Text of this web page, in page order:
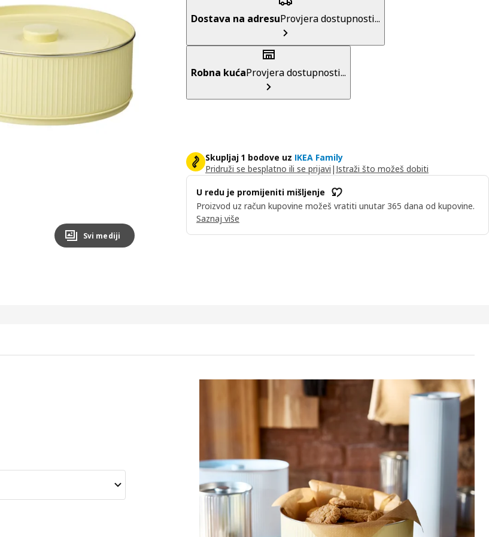
Svi mediji
Dostava na adresuProvjera dostupnosti...
Robna kućaProvjera dostupnosti...
Skupljaj 1 bodove uz IKEA Family
Pridruži se besplatno ili se prijavi | Istraži što možeš dobiti
U redu je promijeniti mišljenje
Proizvod uz račun kupovine možeš vratiti unutar 365 dana od kupovine.
Saznaj više